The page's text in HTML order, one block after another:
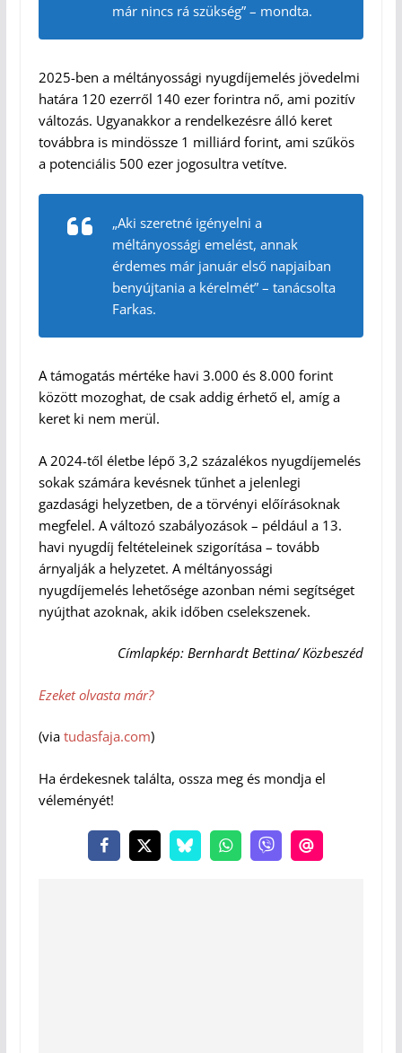
már nincs rá szükség” – mondta.
2025-ben a méltányossági nyugdíjemelés jövedelmi
határa 120 ezerről 140 ezer forintra nő, ami pozitív
változás. Ugyanakkor a rendelkezésre álló keret
továbbra is mindössze 1 milliárd forint, ami szűkös
a potenciális 500 ezer jogosultra vetítve.
„Aki szeretné igényelni a
méltányossági emelést, annak
érdemes már január első napjaiban
benyújtania a kérelmét” – tanácsolta
Farkas.
A támogatás mértéke havi 3.000 és 8.000 forint
között mozoghat, de csak addig érhető el, amíg a
keret ki nem merül.
A 2024-től életbe lépő 3,2 százalékos nyugdíjemelés
sokak számára kevésnek tűnhet a jelenlegi
gazdasági helyzetben, de a törvényi előírásoknak
megfelel. A változó szabályozások – például a 13.
havi nyugdíj feltételeinek szigorítása – tovább
árnyalják a helyzetet. A méltányossági
nyugdíjemelés lehetősége azonban némi segítséget
nyújthat azoknak, akik időben cselekszenek.
Címlapkép: Bernhardt Bettina/ Közbeszéd
Ezeket olvasta már?
(via tudasfaja.com)
Ha érdekesnek találta, ossza meg és mondja el
véleményét!